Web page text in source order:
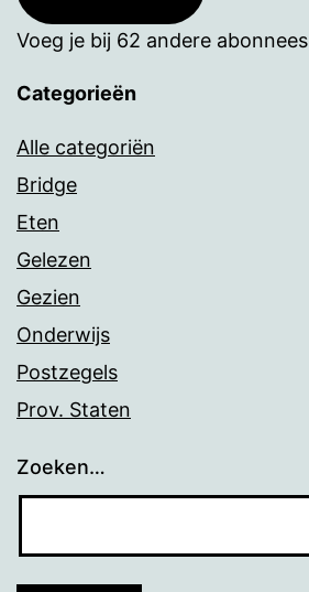
Voeg je bij 62 andere abonnees
Categorieën
Alle categoriën
Bridge
Eten
Gelezen
Gezien
Onderwijs
Postzegels
Prov. Staten
Zoeken…